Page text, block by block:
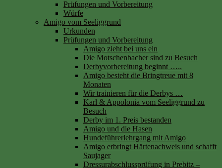
Prüfungen und Vorbereitung
Würfe
Amigo vom Seeliggrund
Urkunden
Prüfungen und Vorbereitung
Amigo zieht bei uns ein
Die Motschenbacher sind zu Besuch
Derbyvorbereitung beginnt …..
Amigo besteht die Bringtreue mit 8
Monaten
Wir trainieren für die Derbys …
Karl & Appolonia vom Seeliggrund zu
Besuch
Derby im 1. Preis bestanden
Amigo und die Hasen
Hundeführerlehrgang mit Amigo
Amigo erbringt Härtenachweis und schafft
Saujager
Dressurabschlussprüfung in Prebitz –